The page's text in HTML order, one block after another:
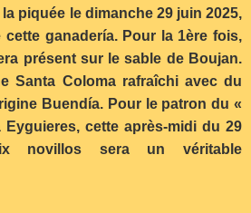
piquée le dimanche 29 juin 2025,
ganadería. Pour la 1ère fois,
présent sur le sable de Boujan.
Santa Coloma rafraîchi avec du
Buendía. Pour le patron du «
Eyguieres, cette après-midi du 29
novillos sera un véritable